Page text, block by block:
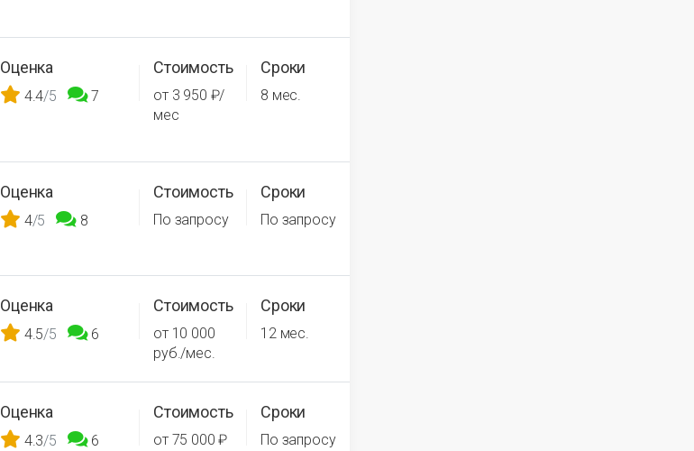
Оценка
4.4/5 7
Стоимость
от 3 950 ₽/
мес
Сроки
8 мес.
Оценка
4/5 8
Стоимость
По запросу
Сроки
По запросу
Оценка
4.5/5 6
Стоимость
от 10 000
руб./мес.
Сроки
12 мес.
Оценка
4.3/5 6
Стоимость
от 75 000 ₽
Сроки
По запросу